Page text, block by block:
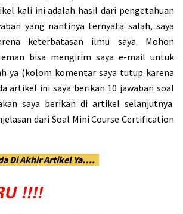
kali ini adalah hasil dari pengetahuan
yang nantinya ternyata salah, saya
keterbatasan ilmu saya. Mohon
bisa mengirim saya e-mail untuk
ya (kolom komentar saya tutup karena
artikel ini saya berikan 10 jawaban soal
saya berikan di artikel selanjutnya.
dari Soal Mini Course Certification
Di Akhir Artikel Ya….
!!!!